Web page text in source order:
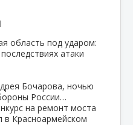
область под ударом:
атаки
Бочарова, ночью
России…
на ремонт моста
в Красноармейском